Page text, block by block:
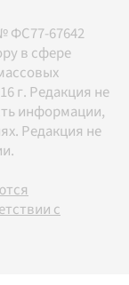
ФС77-67642
в сфере
г. Редакция не
информации,
Редакция не
с